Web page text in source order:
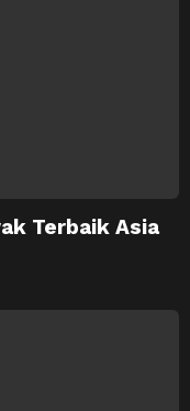
Terbaik Asia